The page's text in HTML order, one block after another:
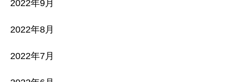
2022年9月
2022年8月
2022年7月